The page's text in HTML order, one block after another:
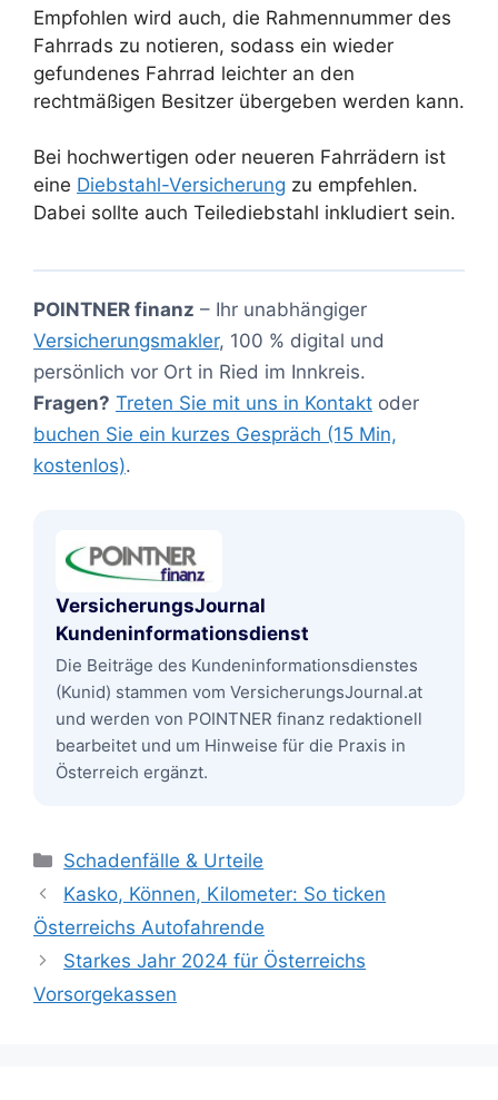
Empfohlen wird auch, die Rahmennummer des
Fahrrads zu notieren, sodass ein wieder
gefundenes Fahrrad leichter an den
rechtmäßigen Besitzer übergeben werden kann.
Bei hochwertigen oder neueren Fahrrädern ist
eine Diebstahl-Versicherung zu empfehlen.
Dabei sollte auch Teilediebstahl inkludiert sein.
POINTNER finanz – Ihr unabhängiger
Versicherungsmakler, 100 % digital und
persönlich vor Ort in Ried im Innkreis.
Fragen? Treten Sie mit uns in Kontakt oder
buchen Sie ein kurzes Gespräch (15 Min,
kostenlos).
VersicherungsJournal
Kundeninformationsdienst
Die Beiträge des Kundeninformationsdienstes
(Kunid) stammen vom VersicherungsJournal.at
und werden von POINTNER finanz redaktionell
bearbeitet und um Hinweise für die Praxis in
Österreich ergänzt.
Kategorien
Schadenfälle & Urteile
Kasko, Können, Kilometer: So ticken
Österreichs Autofahrende
Starkes Jahr 2024 für Österreichs
Vorsorgekassen